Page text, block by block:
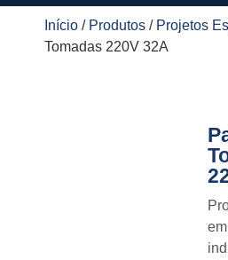
Início / Produtos / Projetos
Tomadas 220V 32A